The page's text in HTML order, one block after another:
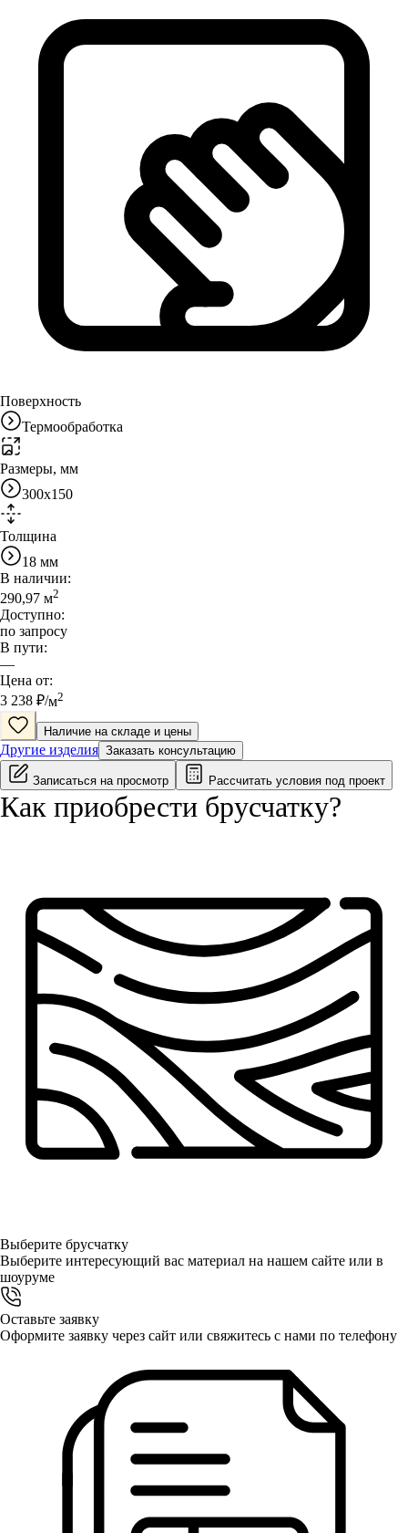
Поверхность
Термообработка
Размеры, мм
300x150
Толщина
18 мм
В наличии:
290,97 м2
Доступно:
по запросу
В пути:
—
Цена от:
3 238 ₽/м2
Наличие на складе и цены
Другие изделия Заказать консультацию
Записаться на просмотр Рассчитать условия под проект
Как приобрести брусчатку?
Выберите брусчатку
Выберите интересующий вас материал на нашем сайте или в
шоуруме
Оставьте заявку
Оформите заявку через сайт или свяжитесь с нами по телефону